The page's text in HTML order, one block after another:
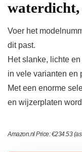
Voer het
dit past.
Het slanke, lichte
in vele varianten en
Met een enorme
en wijzerplaten
Amazon.nl Price:€234.53(as